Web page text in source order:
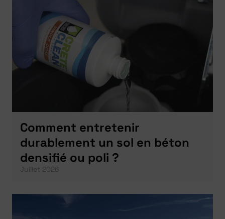
Comment entretenir
durablement un sol en béton
densifié ou poli ?
Juillet 2026